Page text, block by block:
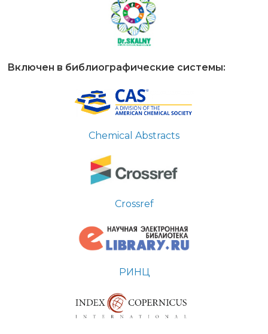
Включен в библиографические системы:
Chemical Abstracts
Crossref
РИНЦ